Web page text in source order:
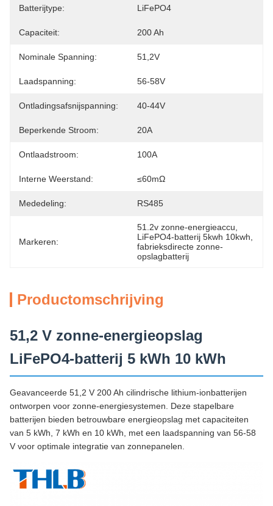
Batterijtype: LiFePO4
Capaciteit: 200 Ah
Nominale Spanning: 51,2V
Laadspanning: 56-58V
Ontladingsafsnijspanning: 40-44V
Beperkende Stroom: 20A
Ontlaadstroom: 100A
Interne Weerstand: ≤60mΩ
Mededeling: RS485
Markeren:
51.2v zonne-energieaccu
LiFePO4-batterij 5kwh 10kwh
fabrieksdirecte zonne-
opslagbatterij
Productomschrijving
51,2 V zonne-energieopslag
LiFePO4-batterij 5 kWh 10 kWh
Geavanceerde 51,2 V 200 Ah cilindrische lithium-ionbatterijen
ontworpen voor zonne-energiesystemen. Deze stapelbare
batterijen bieden betrouwbare energieopslag met capaciteiten
van 5 kWh, 7 kWh en 10 kWh, met een laadspanning van 56-58
V voor optimale integratie van zonnepanelen.